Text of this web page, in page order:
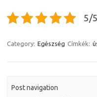
5/
Category: Egészség Címkék:
Post navigation